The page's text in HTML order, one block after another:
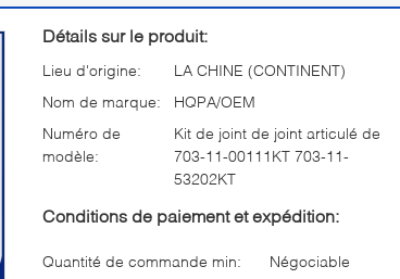
Détails sur le produit:
Lieu d'origine:
LA CHINE (CONTINENT)
Nom de marque:
HQPA/OEM
Numéro de
modèle:
Kit de joint de joint articulé de
703-11-00111KT 703-11-
53202KT
Conditions de paiement et expédition:
Quantité de commande min:
Négociable